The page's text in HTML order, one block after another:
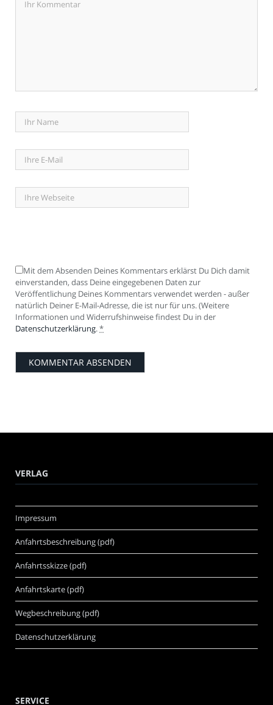
Mit dem Absenden Deines Kommentars erklärst Du Dich damit
einverstanden, dass Deine eingegebenen Daten zur
Veröffentlichung Deines Kommentars verwendet werden - außer
natürlich Deiner E-Mail-Adresse, die ist nur für uns. (Weitere
Informationen und Widerrufshinweise findest Du in der
Datenschutzerklärung.*
VERLAG
Impressum
Anfahrtsbeschreibung (pdf)
Anfahrtsskizze (pdf)
Anfahrtskarte (pdf)
Wegbeschreibung (pdf)
Datenschutzerklärung
SERVICE